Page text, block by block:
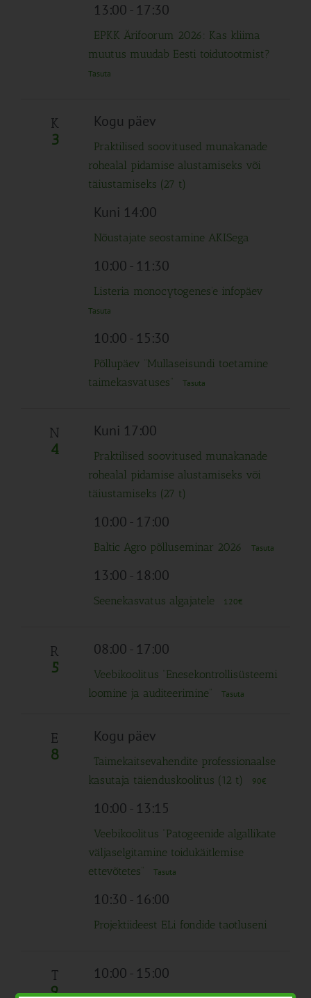
13:00- 17:30
EPKK Ärifoorum 2026: Kas kliima
muutus muudab Eesti toidutootmist?
Tasuta
K
3
Kogu päev
Praktilised soovitused munakanade
rohealal pidamise alustamiseks või
täiustamiseks (27 t)
Kuni 14:00
Nõustajate seostamine AKISega
10:00- 11:30
Listeria monocytogenes’e infopäev
Tasuta
10:00- 15:30
Põllupäev “Mullaseisundi toetamine
taimekasvatuses”
Tasuta
N
4
Kuni 17:00
Praktilised soovitused munakanade
rohealal pidamise alustamiseks või
täiustamiseks (27 t)
10:00- 17:00
Baltic Agro põlluseminar 2026 Tasuta
13:00- 18:00
Seenekasvatus algajatele 120€
R
5
08:00- 17:00
Veebikoolitus “Enesekontrollisüsteemi
loomine ja auditeerimine”
Tasuta
E
8
Kogu päev
Taimekaitsevahendite professionaalse
kasutaja täienduskoolitus (12 t)
90€
10:00- 13:15
Veebikoolitus “Patogeenide algallikate
väljaselgitamine toidukäitlemise
ettevõtetes”
Tasuta
10:30- 16:00
Projektiideest ELi fondide taotluseni
T
9
10:00- 15:00